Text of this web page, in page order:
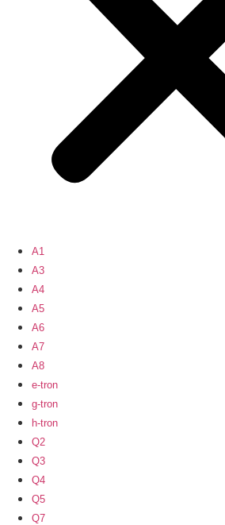
A1
A3
A4
A5
A6
A7
A8
e-tron
g-tron
h-tron
Q2
Q3
Q4
Q5
Q7